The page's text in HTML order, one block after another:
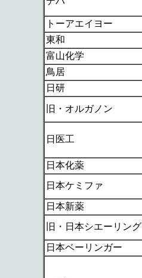
トーアエイヨー
東和
富山化学
鳥居
日研
旧・オルガノン
日医工
日本化薬
日本ケミファ
日本新薬
旧・日本シエーリング
日本ベーリンガー